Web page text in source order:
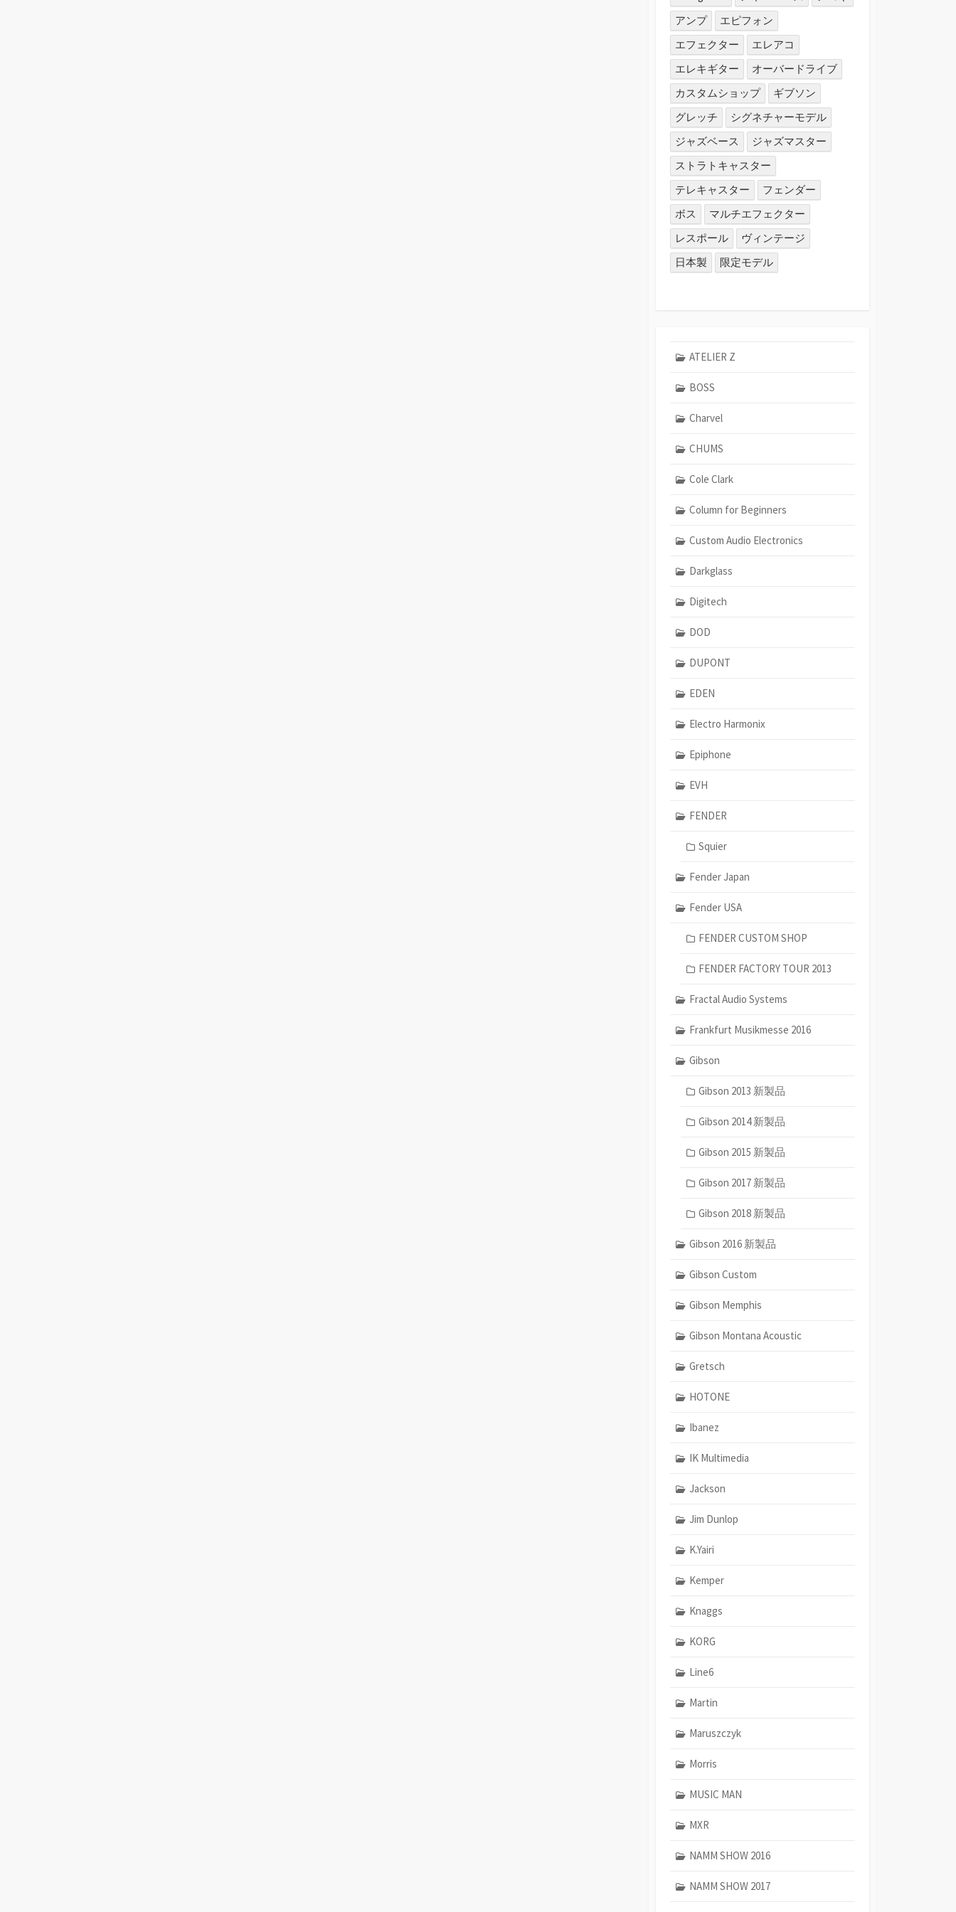
アンプ
エピフォン
エフェクター
エレアコ
エレキギター
オーバードライブ
カスタムショップ
ギブソン
グレッチ
シグネチャーモデル
ジャズベース
ジャズマスター
ストラトキャスター
テレキャスター
フェンダー
ボス
マルチエフェクター
レスポール
ヴィンテージ
日本製
限定モデル
ATELIER Z
BOSS
Charvel
CHUMS
Cole Clark
Column for Beginners
Custom Audio Electronics
Darkglass
Digitech
DOD
DUPONT
EDEN
Electro Harmonix
Epiphone
EVH
FENDER
Squier
Fender Japan
Fender USA
FENDER CUSTOM SHOP
FENDER FACTORY TOUR 2013
Fractal Audio Systems
Frankfurt Musikmesse 2016
Gibson
Gibson 2013 新製品
Gibson 2014 新製品
Gibson 2015 新製品
Gibson 2017 新製品
Gibson 2018 新製品
Gibson 2016 新製品
Gibson Custom
Gibson Memphis
Gibson Montana Acoustic
Gretsch
HOTONE
Ibanez
IK Multimedia
Jackson
Jim Dunlop
K.Yairi
Kemper
Knaggs
KORG
Line6
Martin
Maruszczyk
Morris
MUSIC MAN
MXR
NAMM SHOW 2016
NAMM SHOW 2017